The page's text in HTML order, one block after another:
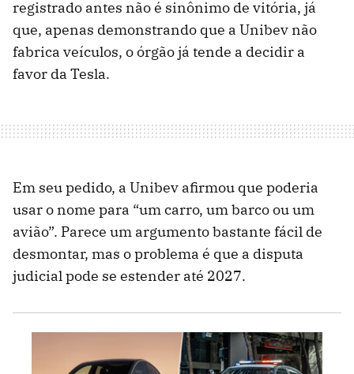
registrado antes não é sinônimo de vitória, já
que, apenas demonstrando que a Unibev não
fabrica veículos, o órgão já tende a decidir a
favor da Tesla.
Em seu pedido, a Unibev afirmou que poderia
usar o nome para “um carro, um barco ou um
avião”. Parece um argumento bastante fácil de
desmontar, mas o problema é que a disputa
judicial pode se estender até 2027.